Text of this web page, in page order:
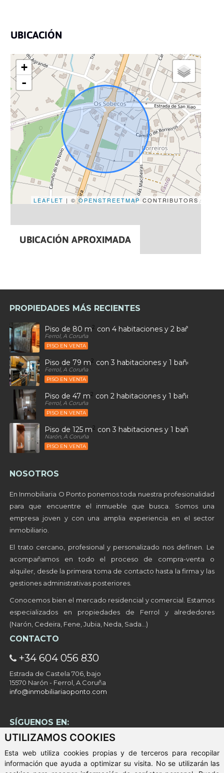
UTILIZAMOS COOKIES
Esta web utiliza cookies propias y de terceros para recopilar
información que ayuda a optimizar su visita. No se utilizarán las
UBICACIÓN
+
-
LEAFLET | ©OPENSTREETMAP CONTRIBUTORS
UBICACIÓN APROXIMADA
PROPIEDADES MÁS RECIENTES
Piso de 80 m2 con 4 habitaciones y 2 baños en
Ferrol, A Coruña
PISO EN VENTA
Piso de 79 m2 con 3 habitaciones y 1 baños en
Ferrol, A Coruña
PISO EN VENTA
Piso de 47 m2 con 2 habitaciones y 1 baños en
Ferrol, A Coruña
PISO EN VENTA
Piso de 125 m2 con 3 habitaciones y 1 baños en
Narón, A Coruña
PISO EN VENTA
NOSOTROS
En Inmobiliaria O Ponto ponemos toda nuestra profesionalidad
para que encuentre el inmueble que busca. Somos una
empresa joven y con una amplia experiencia en el sector
inmobiliario.
El trato cercano, profesional y personalizado nos definen. Le
acompañamos en todo el proceso de compra-venta o
alquiler, desde la primera toma de contacto hasta la firma y las
gestiones administrativas posteriores.
Conocemos bien el mercado residencial y comercial. Estamos
especializados en propiedades de Ferrol y alrededores
(Narón, Cedeira, Fene, Jubia, Neda, Sada…)
CONTACTO
+34 604 056 830
Estrada de Castela 706, bajo
15570 Narón - Ferrol, A Coruña
info@inmobiliariaoponto.com
SÍGUENOS EN: